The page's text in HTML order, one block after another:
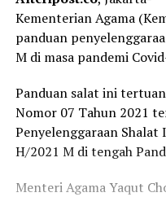
Kementerian Agama
panduan
M di masa pandemi
Panduan salat ini
Nomor 07 Tahun 2021
Penyelenggaraan
H/2021 M di tengah
Menteri Agama Yaqut